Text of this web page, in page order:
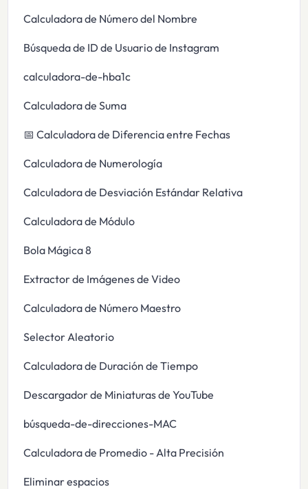
Calculadora de Número del Nombre
Búsqueda de ID de Usuario de Instagram
calculadora-de-hba1c
Calculadora de Suma
📅 Calculadora de Diferencia entre Fechas
Calculadora de Numerología
Calculadora de Desviación Estándar Relativa
Calculadora de Módulo
Bola Mágica 8
Extractor de Imágenes de Video
Calculadora de Número Maestro
Selector Aleatorio
Calculadora de Duración de Tiempo
Descargador de Miniaturas de YouTube
búsqueda-de-direcciones-MAC
Calculadora de Promedio - Alta Precisión
Eliminar espacios